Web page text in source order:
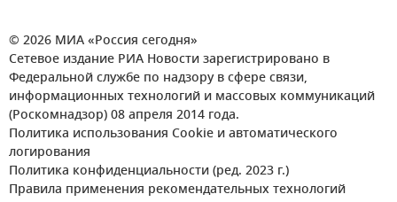
© 2026 МИА «Россия сегодня»
Сетевое издание РИА Новости зарегистрировано в
Федеральной службе по надзору в сфере связи,
информационных технологий и массовых коммуникаций
(Роскомнадзор) 08 апреля 2014 года.
Политика использования Cookie и автоматического
логирования
Политика конфиденциальности (ред. 2023 г.)
Правила применения рекомендательных технологий